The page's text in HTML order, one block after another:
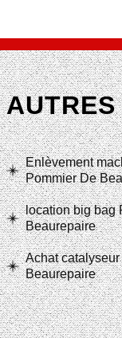
Enlèvement
Pommier De
location big bag
Beaurepaire
Achat
Beaurepaire